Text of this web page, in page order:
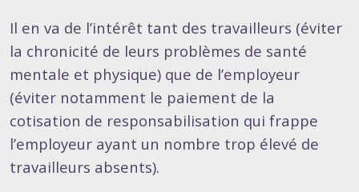
Il en va de l’intérêt tant des travailleurs (éviter
la chronicité de leurs problèmes de santé
mentale et physique) que de l’employeur
(éviter notamment le paiement de la
cotisation de responsabilisation qui frappe
l’employeur ayant un nombre trop élevé de
travailleurs absents).